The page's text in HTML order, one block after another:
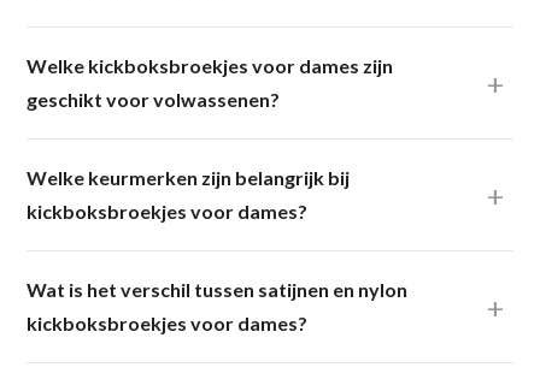
Welke kickboksbroekjes voor dames zijn
geschikt voor volwassenen?
Welke keurmerken zijn belangrijk bij
kickboksbroekjes voor dames?
Wat is het verschil tussen satijnen en nylon
kickboksbroekjes voor dames?